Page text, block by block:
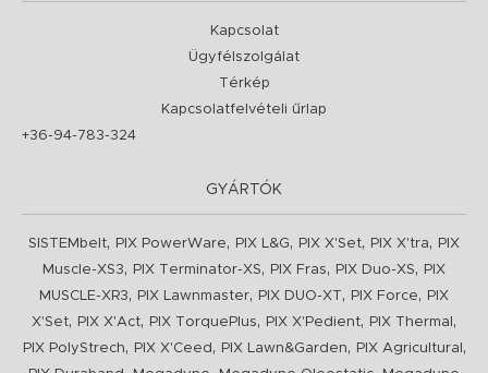
Kapcsolat
Ügyfélszolgálat
Térkép
Kapcsolatfelvételi űrlap
+36-94-783-324
GYÁRTÓK
SISTEMbelt, PIX PowerWare, PIX L&G, PIX X'Set, PIX X'tra,
PIX
Muscle-XS3, PIX Terminator-XS, PIX Fras, PIX Duo-XS,
PIX
MUSCLE-XR3, PIX Lawnmaster, PIX DUO-XT , PIX Force,
PIX
X'Set, PIX X'Act, PIX TorquePlus, PIX X'Pedient, PIX Thermal ,
PIX PolyStrech, PIX X'Ceed , PIX Lawn&Garden, PIX Agricultural ,